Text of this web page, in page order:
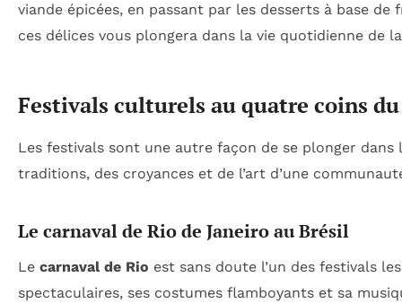
viande épicées, en passant par les desserts à base
ces délices vous plongera dans la vie quotidienne de
Festivals culturels au quatre coins
Les festivals sont une autre façon de se plonger dans
traditions, des croyances et de l’art d’une
Le carnaval de Rio de Janeiro au Brésil
Le carnaval de Rio est sans doute l’un des festivals
spectaculaires, ses costumes flamboyants et sa